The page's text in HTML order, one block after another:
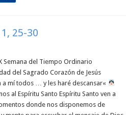
25-30
Semana del Tiempo Ordinario
del Sagrado Corazón de Jesús
a mí todos … y les haré descansar«
al Espíritu Santo Espíritu Santo ven a
donde nos disponemos de